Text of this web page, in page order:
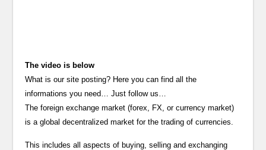
The video is below
What is our site posting? Here you can find all the
informations you need… Just follow us…
The foreign exchange market (forex, FX, or currency market)
is a global decentralized market for the trading of currencies.
This includes all aspects of buying, selling and exchanging